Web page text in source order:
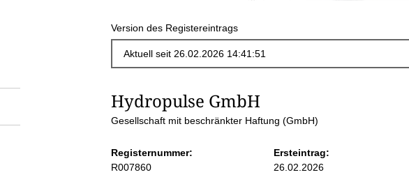
Version des Registereintrags
S
Hydropulse GmbH
Gesellschaft mit beschränkter Haftung (GmbH)
Registernummer:
R007860
Ersteintrag:
26.02.2026